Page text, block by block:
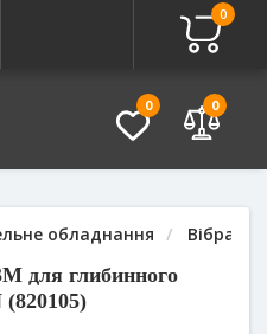
0
0 0
обладнання
для глибинного
Питання - Відповідь